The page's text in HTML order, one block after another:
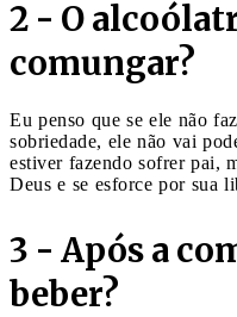
2 - O
comungar?
Eu penso que se ele não
sobriedade, ele não vai
estiver fazendo sofrer pai,
Deus e se esforce por sua
3 - Após a
beber?